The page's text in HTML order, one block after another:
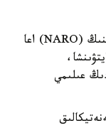
جاپونيانىڭ ۇلتتىق اگرارلىق زەرتتەۋلەر ۇيىمىنىڭ (NARO) اعا
عىلىمي
50 قۇندى گەنەتيكالىق